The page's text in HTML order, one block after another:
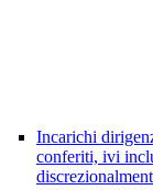
Incarichi
conferiti, ivi